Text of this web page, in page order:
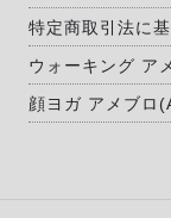
特定商取引法に
ウォーキング ア
顔ヨガ アメブロ